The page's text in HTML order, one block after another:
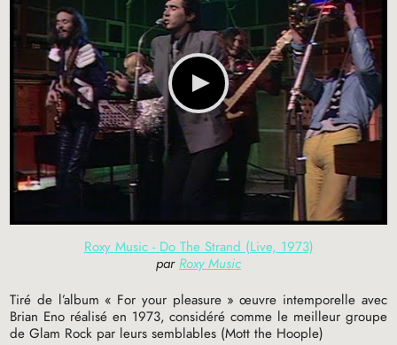
Roxy Music - Do The Strand (Live, 1973)
parRoxy Music
Tiré de l’album « For your pleasure » œuvre intemporelle avec
Brian Eno réalisé en 1973, considéré comme le meilleur groupe
de Glam Rock par leurs semblables (Mott the Hoople)